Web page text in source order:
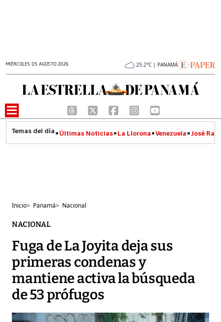
MIÉRCOLES 05 AGOSTO 2026 25.2°C | PANAMÁ
Últimas Noticias La Llorona Venezuela José
Inicio> Panamá> Nacional
NACIONAL
Fuga de La Joyita deja sus
primeras condenas y
mantiene activa la búsqueda
de 53 prófugos